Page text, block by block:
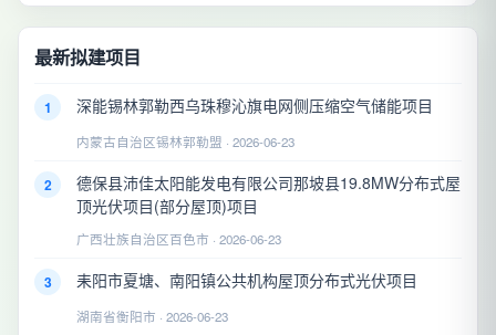
最新拟建项目
1 深能锡林郭勒西乌珠穆沁旗电网侧压缩空气储能项目
内蒙古自治区锡林郭勒盟 · 2026-06-23
2
德保县沛佳太阳能发电有限公司那坡县19.8MW分布式屋
顶光伏项目(部分屋顶)项目
广西壮族自治区百色市 · 2026-06-23
3 耒阳市夏塘、南阳镇公共机构屋顶分布式光伏项目
湖南省衡阳市 · 2026-06-23